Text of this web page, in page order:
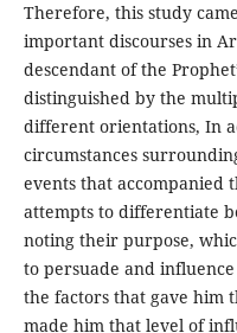
Therefore, this study
important discourses in
descendant of the
distinguished by the
different orientations, In
circumstances
events that accompanied
attempts to differentiate
noting their purpose,
to persuade and
the factors that gave him
made him that level of